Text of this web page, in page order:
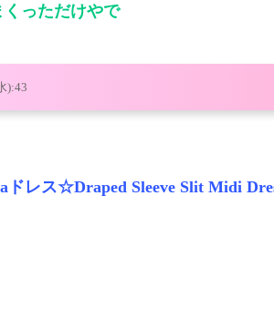
っただけやで
):43
ドレス☆Draped Sleeve Slit Midi